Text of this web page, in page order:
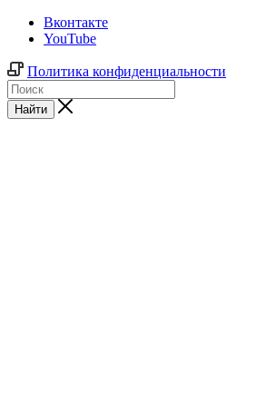
Вконтакте
YouTube
Политика конфиденциальности
Найти